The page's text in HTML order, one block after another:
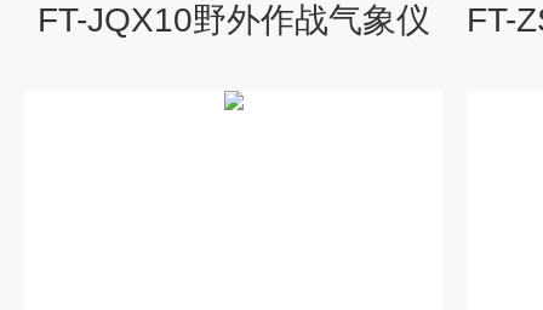
FT-JQX10野外作战气象仪